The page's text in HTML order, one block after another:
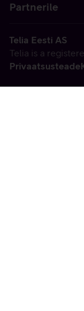
Partnerile
Telia Eesti AS
Telia is a
Privaatsusteade